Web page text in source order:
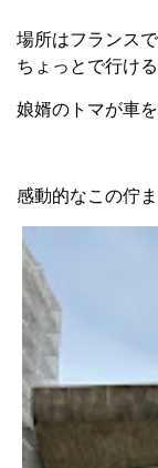
場所はフランス
ちょっとで行け
娘婿のトマが車
感動的なこの佇ま